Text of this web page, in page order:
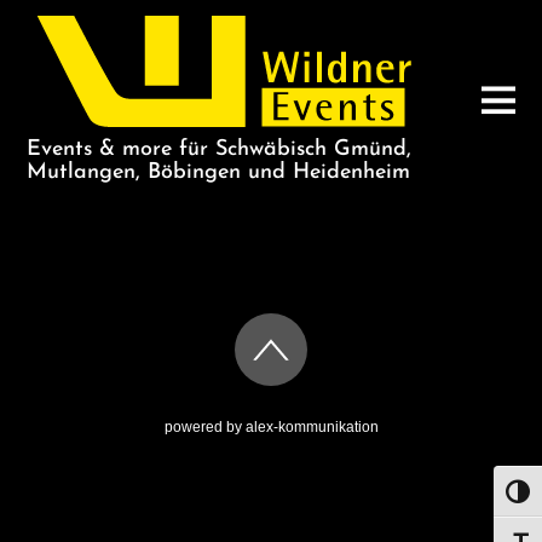
Events & more für Schwäbisch Gmünd,
Mutlangen, Böbingen und Heidenheim
powered by alex-kommunikation